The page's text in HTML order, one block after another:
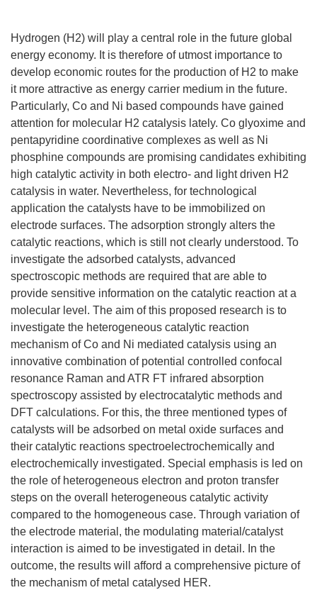
Hydrogen (H2) will play a central role in the future global
energy economy. It is therefore of utmost importance to
develop economic routes for the production of H2 to make
it more attractive as energy carrier medium in the future.
Particularly, Co and Ni based compounds have gained
attention for molecular H2 catalysis lately. Co glyoxime and
pentapyridine coordinative complexes as well as Ni
phosphine compounds are promising candidates exhibiting
high catalytic activity in both electro- and light driven H2
catalysis in water. Nevertheless, for technological
application the catalysts have to be immobilized on
electrode surfaces. The adsorption strongly alters the
catalytic reactions, which is still not clearly understood. To
investigate the adsorbed catalysts, advanced
spectroscopic methods are required that are able to
provide sensitive information on the catalytic reaction at a
molecular level. The aim of this proposed research is to
investigate the heterogeneous catalytic reaction
mechanism of Co and Ni mediated catalysis using an
innovative combination of potential controlled confocal
resonance Raman and ATR FT infrared absorption
spectroscopy assisted by electrocatalytic methods and
DFT calculations. For this, the three mentioned types of
catalysts will be adsorbed on metal oxide surfaces and
their catalytic reactions spectroelectrochemically and
electrochemically investigated. Special emphasis is led on
the role of heterogeneous electron and proton transfer
steps on the overall heterogeneous catalytic activity
compared to the homogeneous case. Through variation of
the electrode material, the modulating material/catalyst
interaction is aimed to be investigated in detail. In the
outcome, the results will afford a comprehensive picture of